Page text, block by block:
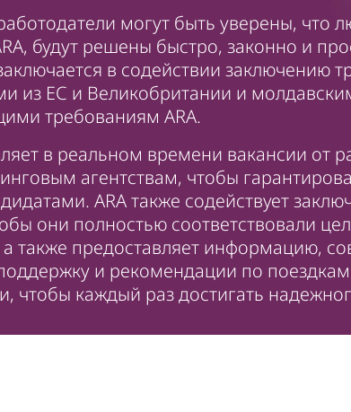
могут быть уверены, что
будут решены быстро, законно и
в содействии заключению
из ЕС и Великобритании и
требованиям ARA.
в реальном времени вакансии от
агентствам, чтобы
ARA также содействует
они полностью соответствовали
а также предоставляет информацию,
и рекомендации по
чтобы каждый раз достигать